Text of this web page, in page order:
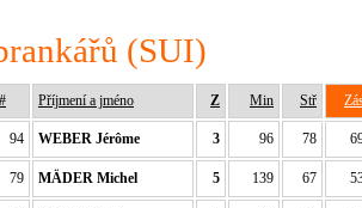
(SUI)
# Příjmení a jméno Z Min Stř
94 WEBER Jérôme 3 96 78
79 MÄDER Michel 5 139 67